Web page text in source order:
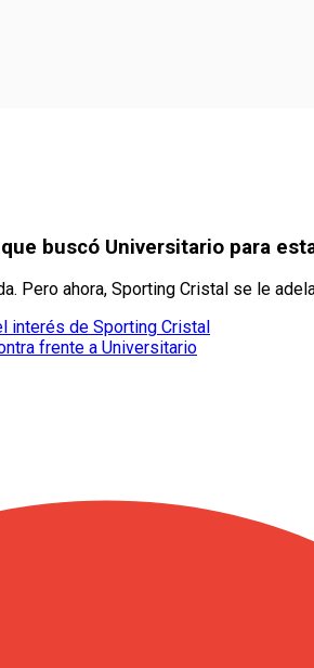
buscó Universitario para
Pero ahora, Sporting Cristal se le
interés de Sporting Cristal
frente a Universitario